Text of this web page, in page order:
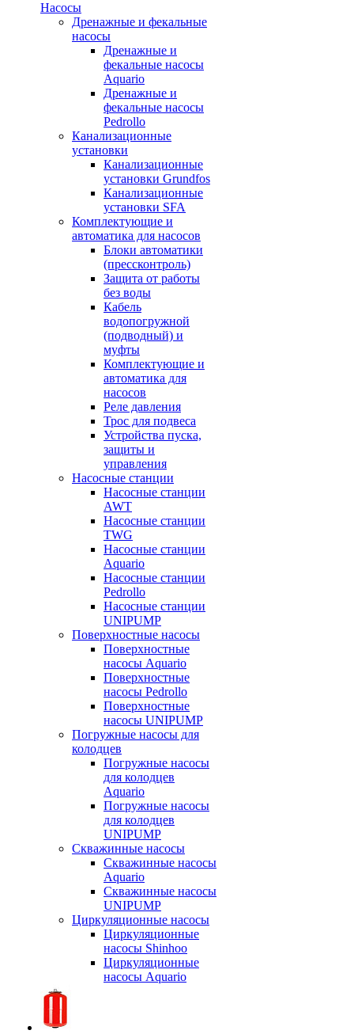
Насосы
Дренажные и фекальные
насосы
Дренажные и
фекальные насосы
Aquario
Дренажные и
фекальные насосы
Pedrollo
Канализационные
установки
Канализационные
установки Grundfos
Канализационные
установки SFA
Комплектующие и
автоматика для насосов
Блоки автоматики
(прессконтроль)
Защита от работы
без воды
Кабель
водопогружной
(подводный) и
муфты
Комплектующие и
автоматика для
насосов
Реле давления
Трос для подвеса
Устройства пуска,
защиты и
управления
Насосные станции
Насосные станции
AWT
Насосные станции
TWG
Насосные станции
Aquario
Насосные станции
Pedrollo
Насосные станции
UNIPUMP
Поверхностные насосы
Поверхностные
насосы Aquario
Поверхностные
насосы Pedrollo
Поверхностные
насосы UNIPUMP
Погружные насосы для
колодцев
Погружные насосы
для колодцев
Aquario
Погружные насосы
для колодцев
UNIPUMP
Скважинные насосы
Скважинные насосы
Aquario
Скважинные насосы
UNIPUMP
Циркуляционные насосы
Циркуляционные
насосы Shinhoo
Циркуляционные
насосы Aquario